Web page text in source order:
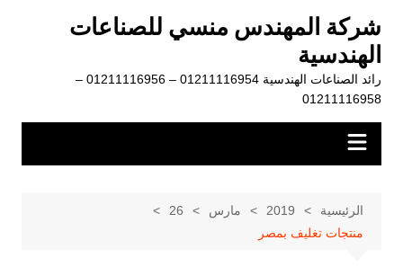
المحتوى
شركة المهندس منسي للصناعات
الهندسية
رائد الصناعات الهندسية 01211116954 – 01211116956 –
01211116958
الرئيسية 2019 مارس
26
منتجات تغليف بمصر